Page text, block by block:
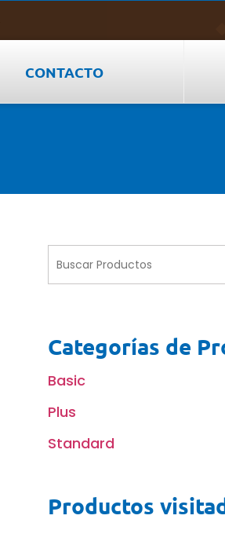
CONTACTO
Categorías de
Basic
Plus
Standard
Productos